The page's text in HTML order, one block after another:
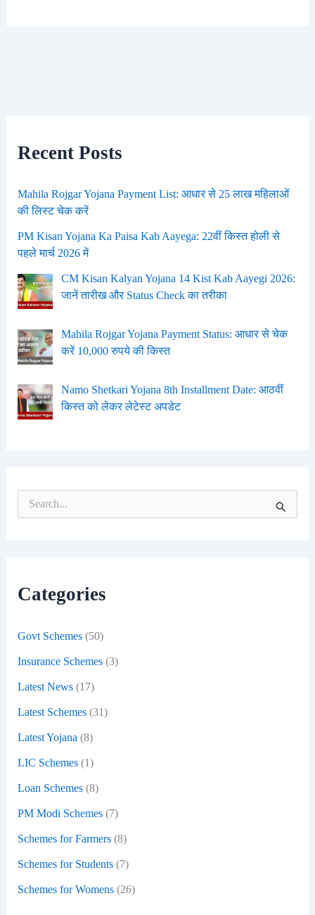
Recent Posts
Mahila Rojgar Yojana Payment List: आधार से 25 लाख महिलाओं
की लिस्ट चेक करें
PM Kisan Yojana Ka Paisa Kab Aayega: 22वीं किस्त होली से
पहले मार्च 2026 में
CM Kisan Kalyan Yojana 14 Kist Kab Aayegi 2026:
जानें तारीख और Status Check का तरीका
Mahila Rojgar Yojana Payment Status: आधार से चेक
करें 10,000 रुपये की किस्त
Namo Shetkari Yojana 8th Installment Date: आठवीं
किस्त को लेकर लेटेस्ट अपडेट
o
Categories
Govt Schemes(50)
Insurance Schemes(3)
Latest News(17)
Latest Schemes(31)
Latest Yojana (8)
LIC Schemes(1)
Loan Schemes(8)
PM Modi Schemes(7)
Schemes for Farmers(8)
Schemes for Students(7)
Schemes for Womens(26)